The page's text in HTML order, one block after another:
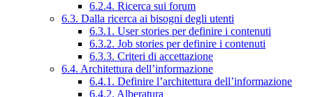
6.2.4. Ricerca sui forum
6.3. Dalla ricerca ai bisogni degli utenti
6.3.1. User stories per definire i contenuti
6.3.2. Job stories per definire i contenuti
6.3.3. Criteri di accettazione
6.4. Architettura dell’informazione
6.4.1. Definire l’architettura dell’informazione
6.4.2. Alberatura